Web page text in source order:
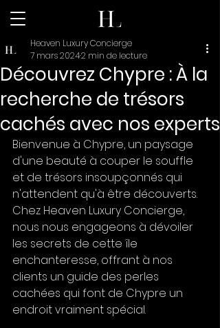
Découvrez Chypre : À la
recherche de trésors
cachés avec nos experts
Heaven Luxury Concierge
7 mars 20242 min de lecture
Bienvenue à Chypre, un paysage
d'une beauté à couper le souffle
et de trésors insoupçonnés qui
n'attendent qu'à être découverts.
Chez Heaven Luxury Concierge,
nous nous engageons à dévoiler
les secrets de cette île
enchanteresse, offrant à nos
clients un guide des perles
cachées qui font de Chypre un
endroit vraiment spécial.